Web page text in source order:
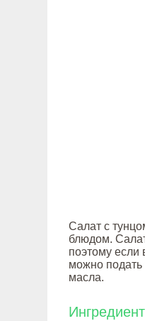
Салат с
блюдом.
поэтому
можно подать
масла.